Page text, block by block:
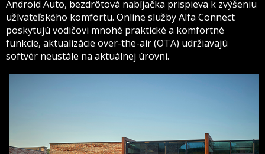
Android Auto, bezdrôtová nabíjačka prispieva k zvýšeniu
užívateľského komfortu. Online služby Alfa Connect
poskytujú vodičovi mnohé praktické a komfortné
funkcie, aktualizácie over-the-air (OTA) udržiavajú
softvér neustále na aktuálnej úrovni.